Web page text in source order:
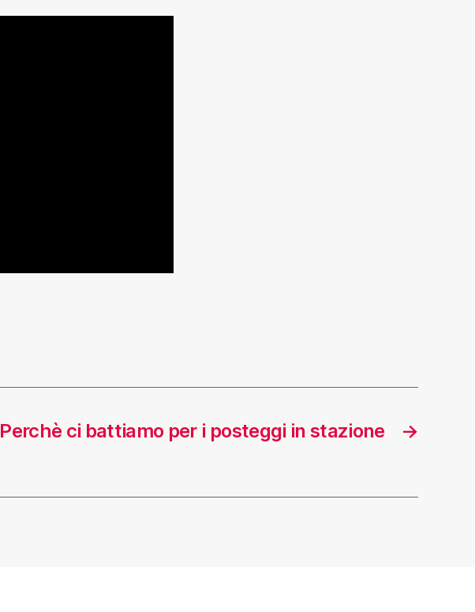
→
Perchè ci battiamo per i posteggi in stazione